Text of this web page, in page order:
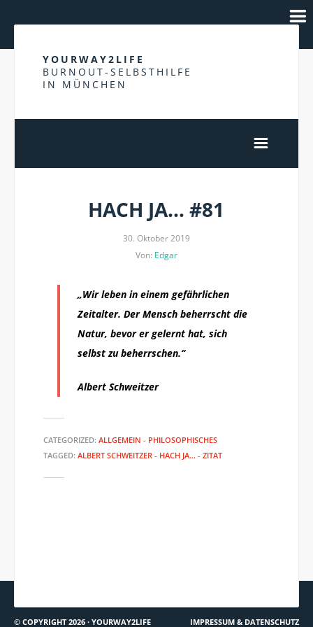
YOURWAY2LIFE
BURNOUT-SELBSTHILFE
IN MÜNCHEN
HACH JA… #81
30. Oktober 2019
Von: Edgar
„Wir leben in einem gefährlichen
Zeitalter. Der Mensch beherrscht die
Natur, bevor er gelernt hat, sich
selbst zu beherrschen.“
Albert Schweitzer
CATEGORIZED: ALLGEMEIN - PHILOSOPHISCHES
TAGGED: ALBERT SCHWEITZER- HACH JA...- ZITAT
© COPYRIGHT 2026 · YOURWAY2LIFE IMPRESSUM & DATENSCHUTZ